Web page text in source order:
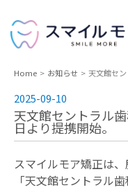
Home お知らせ 天文館セ
2025-09-10
天文館セントラル
日より提携開始。
スマイルモア矯正は
「天文館セントラル